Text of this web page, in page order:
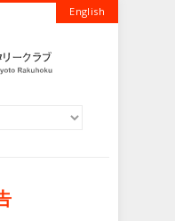
English